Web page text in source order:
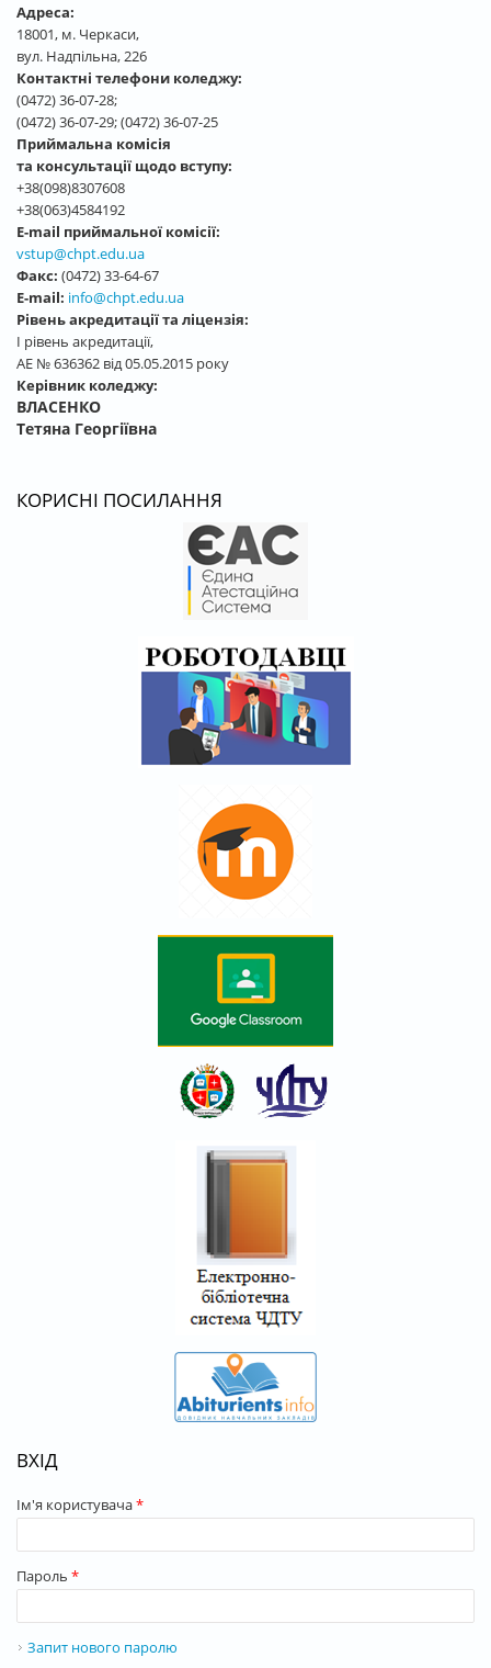
Адреса:
18001, м. Черкаси,
вул. Надпільна, 226
Контактні телефони коледжу:
(0472) 36-07-28;
(0472) 36-07-29; (0472) 36-07-25
Приймальна комісія
та консультації щодо вступу:
+38(098)8307608
+38(063)4584192
E-mail приймальної комісії:
vstup@chpt.edu.ua
Факс: (0472) 33-64-67
E-mail: info@chpt.edu.ua
Рівень акредитації та ліцензія:
І рівень акредитації,
АЕ № 636362 від 05.05.2015 року
Керівник коледжу:
ВЛАСЕНКО
Тетяна Георгіївна
КОРИСНІ ПОСИЛАННЯ
ВХІД
Ім'я користувача*
Пароль *
Запит нового паролю